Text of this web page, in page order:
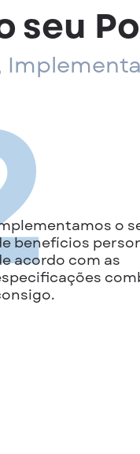
seu
o
benefícios
acordo com as